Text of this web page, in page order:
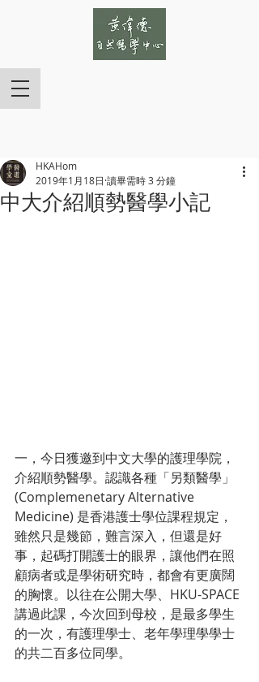
中大介紹順勢醫學小記
HKAHom
2019年1月18日 讀畢需時 3 分鐘
一，今日獲邀到中文大學的護理學院，
介紹順勢醫學。認識各種「另類醫學」
(Complemenetary Alternative
Medicine) 是香港護士學位課程規定，
雖然只是幾節，難言深入，但還是好
事，起碼打開護士的眼界，讓他們在照
顧病者或是學術研究時，都會有更廣闊
的胸懷。以往在公開大學、HKU-SPACE
講過此課，今次回到母校，是最多學生
的一次，有護理學士、老年學理學學士
的共二百多位同學。